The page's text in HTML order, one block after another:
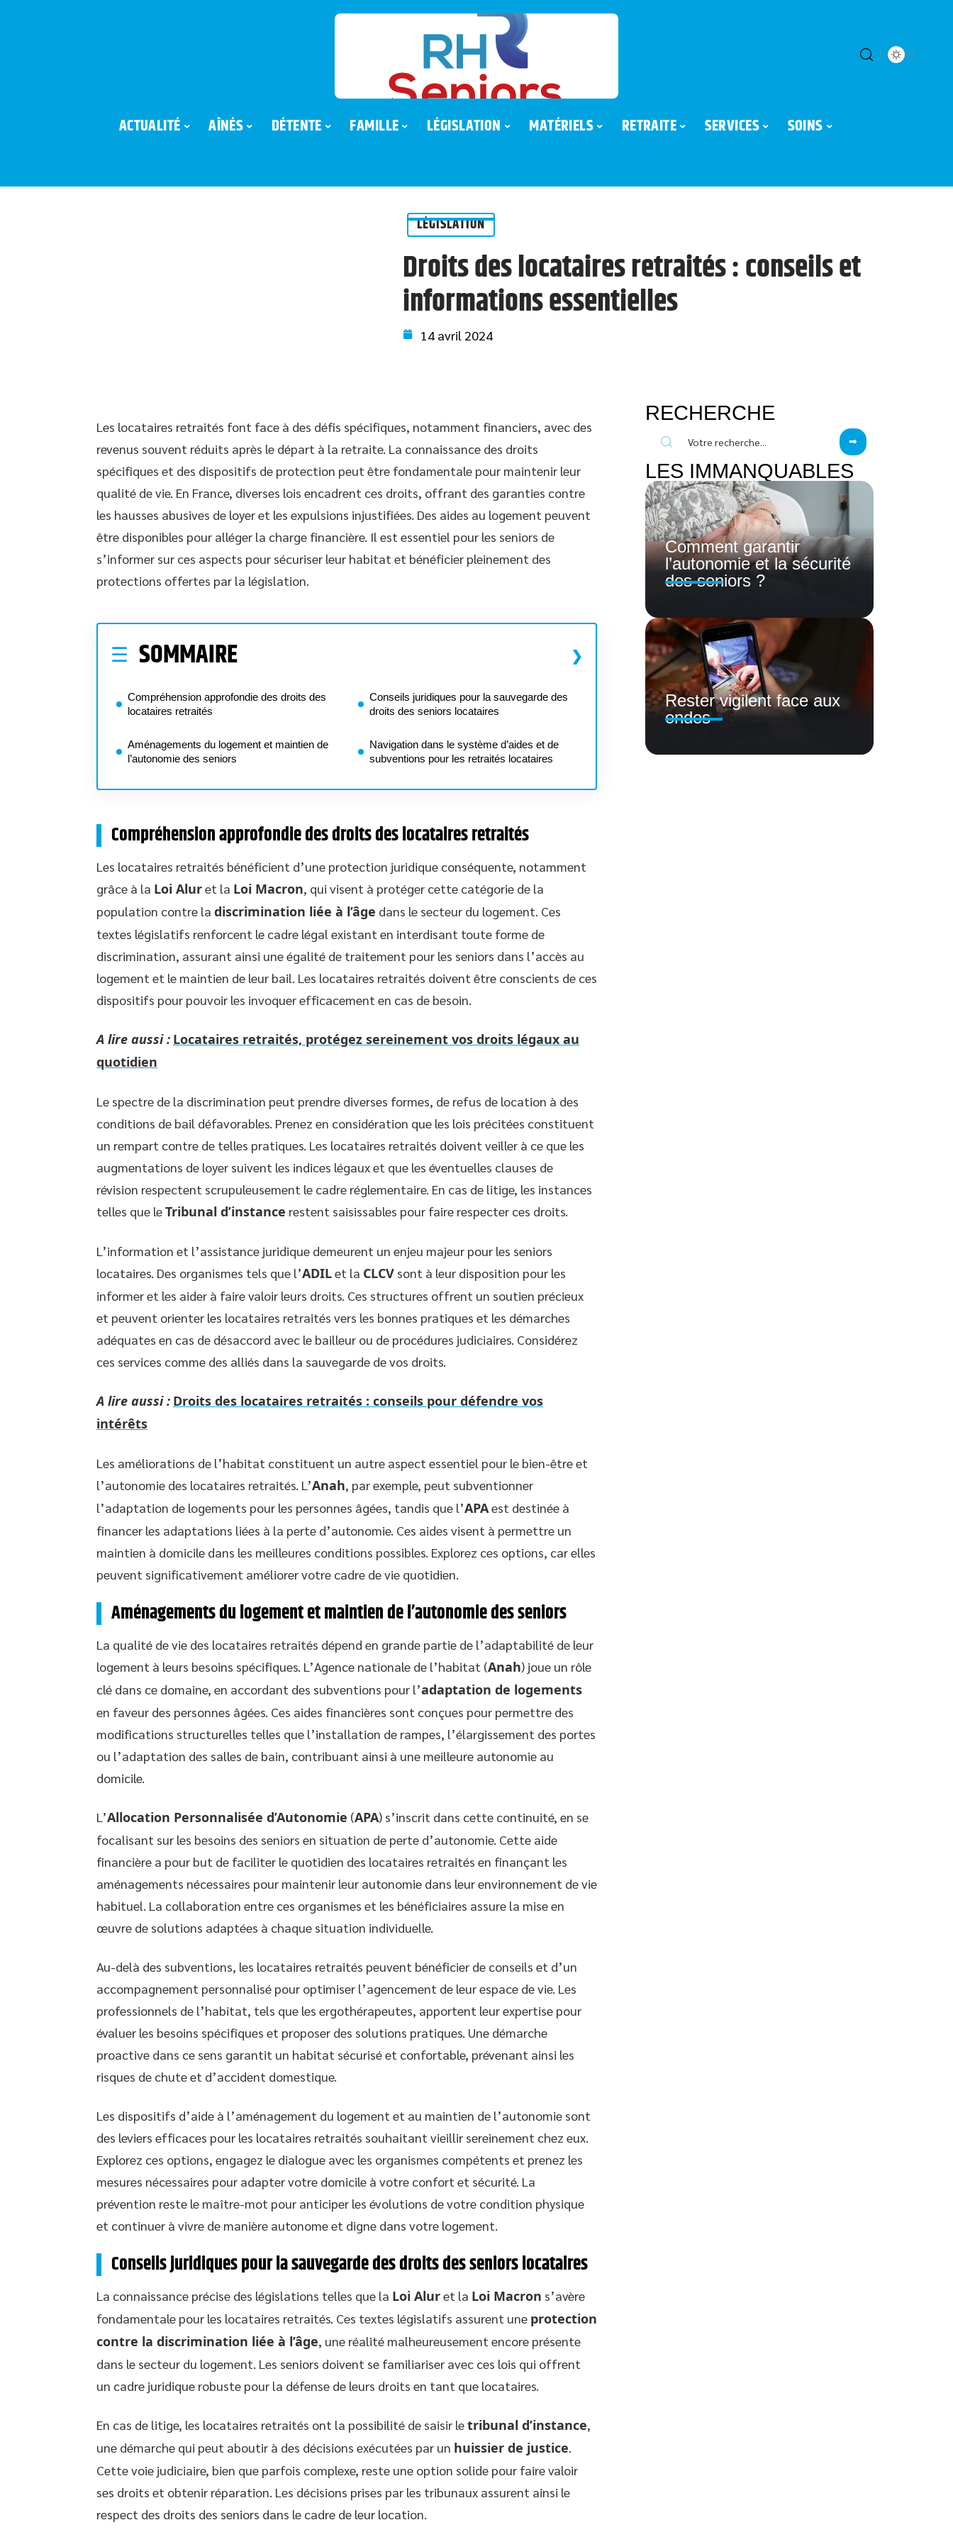
ACTUALITÉ AÎNÉS DÉTENTE FAMILLE LÉGISLATION MATÉRIELS RETRAITE SERVICES SOINS
LÉGISLATION
Droits des locataires retraités : conseils et
informations essentielles
14 avril 2024
Les locataires retraités font face à des défis spécifiques, notamment financiers, avec des
revenus souvent réduits après le départ à la retraite. La connaissance des droits
spécifiques et des dispositifs de protection peut être fondamentale pour maintenir leur
qualité de vie. En France, diverses lois encadrent ces droits, offrant des garanties contre
les hausses abusives de loyer et les expulsions injustifiées. Des aides au logement peuvent
être disponibles pour alléger la charge financière. Il est essentiel pour les seniors de
s’informer sur ces aspects pour sécuriser leur habitat et bénéficier pleinement des
protections offertes par la législation.
SOMMAIRE
Compréhension approfondie des droits des
locataires retraités
Aménagements du logement et maintien de
l’autonomie des seniors
Conseils juridiques pour la sauvegarde des
droits des seniors locataires
Navigation dans le système d’aides et de
subventions pour les retraités locataires
Compréhension approfondie des droits des locataires retraités
Les locataires retraités bénéficient d’une protection juridique conséquente, notamment
grâce à la Loi Aluret la Loi Macron, qui visent à protéger cette catégorie de la
population contre la discrimination liée à l’âge dans le secteur du logement. Ces
textes législatifs renforcent le cadre légal existant en interdisant toute forme de
discrimination, assurant ainsi une égalité de traitement pour les seniors dans l’accès au
logement et le maintien de leur bail. Les locataires retraités doivent être conscients de ces
dispositifs pour pouvoir les invoquer efficacement en cas de besoin.
A lire aussi : Locataires retraités, protégez sereinement vos droits légaux au
quotidien
Le spectre de la discrimination peut prendre diverses formes, de refus de location à des
conditions de bail défavorables. Prenez en considération que les lois précitées constituent
un rempart contre de telles pratiques. Les locataires retraités doivent veiller à ce que les
augmentations de loyer suivent les indices légaux et que les éventuelles clauses de
révision respectent scrupuleusement le cadre réglementaire. En cas de litige, les instances
telles que leTribunal d’instance restent saisissables pour faire respecter ces droits.
L’information et l’assistance juridique demeurent un enjeu majeur pour les seniors
locataires. Des organismes tels que l’ADILet la CLCV sont à leur disposition pour les
informer et les aider à faire valoir leurs droits. Ces structures offrent un soutien précieux
et peuvent orienter les locataires retraités vers les bonnes pratiques et les démarches
adéquates en cas de désaccord avec le bailleur ou de procédures judiciaires. Considérez
ces services comme des alliés dans la sauvegarde de vos droits.
A lire aussi : Droits des locataires retraités : conseils pour défendre vos
intérêts
Les améliorations de l’habitat constituent un autre aspect essentiel pour le bien-être et
l’autonomie des locataires retraités. L’Anah, par exemple, peut subventionner
l’adaptation de logements pour les personnes âgées, tandis que l’APAest destinée à
financer les adaptations liées à la perte d’autonomie. Ces aides visent à permettre un
maintien à domicile dans les meilleures conditions possibles. Explorez ces options, car elles
peuvent significativement améliorer votre cadre de vie quotidien.
Aménagements du logement et maintien de l’autonomie des seniors
La qualité de vie des locataires retraités dépend en grande partie de l’adaptabilité de leur
logement à leurs besoins spécifiques. L’Agence nationale de l’habitat (Anah) joue un rôle
clé dans ce domaine, en accordant des subventions pour l’adaptation de logements
en faveur des personnes âgées. Ces aides financières sont conçues pour permettre des
modifications structurelles telles que l’installation de rampes, l’élargissement des portes
ou l’adaptation des salles de bain, contribuant ainsi à une meilleure autonomie au
domicile.
L’Allocation Personnalisée d’Autonomie (APA) s’inscrit dans cette continuité, en se
focalisant sur les besoins des seniors en situation de perte d’autonomie. Cette aide
financière a pour but de faciliter le quotidien des locataires retraités en finançant les
aménagements nécessaires pour maintenir leur autonomie dans leur environnement de vie
habituel. La collaboration entre ces organismes et les bénéficiaires assure la mise en
œuvre de solutions adaptées à chaque situation individuelle.
Au-delà des subventions, les locataires retraités peuvent bénéficier de conseils et d’un
accompagnement personnalisé pour optimiser l’agencement de leur espace de vie. Les
professionnels de l’habitat, tels que les ergothérapeutes, apportent leur expertise pour
évaluer les besoins spécifiques et proposer des solutions pratiques. Une démarche
proactive dans ce sens garantit un habitat sécurisé et confortable, prévenant ainsi les
risques de chute et d’accident domestique.
Les dispositifs d’aide à l’aménagement du logement et au maintien de l’autonomie sont
des leviers efficaces pour les locataires retraités souhaitant vieillir sereinement chez eux.
Explorez ces options, engagez le dialogue avec les organismes compétents et prenez les
mesures nécessaires pour adapter votre domicile à votre confort et sécurité. La
prévention reste le maître-mot pour anticiper les évolutions de votre condition physique
et continuer à vivre de manière autonome et digne dans votre logement.
Conseils juridiques pour la sauvegarde des droits des seniors locataires
La connaissance précise des législations telles que la Loi Aluret la Loi Macron s’avère
fondamentale pour les locataires retraités. Ces textes législatifs assurent une protection
contre la discrimination liée à l’âge, une réalité malheureusement encore présente
dans le secteur du logement. Les seniors doivent se familiariser avec ces lois qui offrent
un cadre juridique robuste pour la défense de leurs droits en tant que locataires.
En cas de litige, les locataires retraités ont la possibilité de saisir letribunal d’instance,
une démarche qui peut aboutir à des décisions exécutées par un huissier de justice
Cette voie judiciaire, bien que parfois complexe, reste une option solide pour faire valoir
ses droits et obtenir réparation. Les décisions prises par les tribunaux assurent ainsi le
respect des droits des seniors dans le cadre de leur location.
RECHERCHE
LES IMMANQUABLES
Comment garantir
l’autonomie et la sécurité
des seniors ?
Rester vigilent face aux
ondes